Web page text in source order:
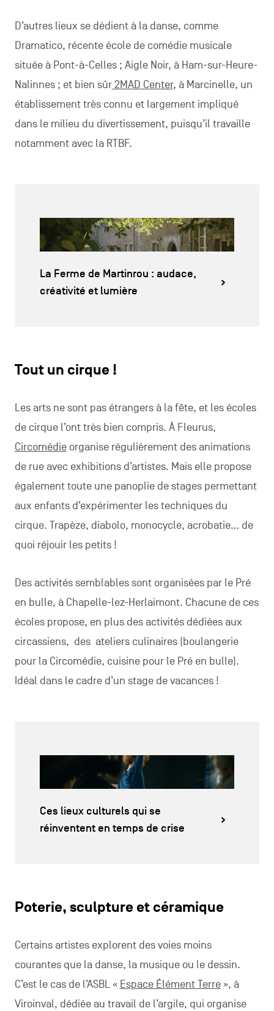
D’autres lieux se dédient à la danse, comme
Dramatico, récente école de comédie musicale
située à Pont-à-Celles ; Aigle Noir, à Ham-sur-Heure-
Nalinnes ; et bien sûr 2MAD Center, à Marcinelle, un
établissement très connu et largement impliqué
dans le milieu du divertissement, puisqu’il travaille
notamment avec la RTBF.
La Ferme de Martinrou : audace,
créativité et lumière
Tout un cirque !
Les arts ne sont pas étrangers à la fête, et les écoles
de cirque l’ont très bien compris. À Fleurus,
Circomédieorganise régulièrement des animations
de rue avec exhibitions d’artistes. Mais elle propose
également toute une panoplie de stages permettant
aux enfants d’expérimenter les techniques du
cirque. Trapèze, diabolo, monocycle, acrobatie… de
quoi réjouir les petits !
Des activités semblables sont organisées par le Pré
en bulle, à Chapelle-lez-Herlaimont. Chacune de ces
écoles propose, en plus des activités dédiées aux
circassiens, des ateliers culinaires (boulangerie
pour la Circomédie, cuisine pour le Pré en bulle).
Idéal dans le cadre d’un stage de vacances !
Ces lieux culturels qui se
réinventent en temps de crise
Poterie, sculpture et céramique
Certains artistes explorent des voies moins
courantes que la danse, la musique ou le dessin.
C’est le cas de l’ASBL « Espace Élément Terre», à
Viroinval, dédiée au travail de l’argile, qui organise